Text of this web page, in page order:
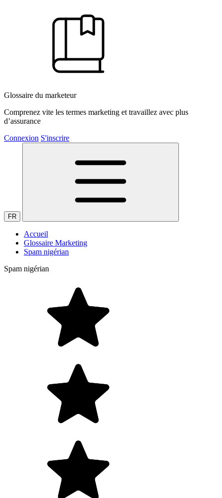
Glossaire du marketeur
Comprenez vite les termes marketing et travaillez avec plus
d’assurance
Connexion S'inscrire
FR
Accueil
Glossaire Marketing
Spam nigérian
Spam nigérian